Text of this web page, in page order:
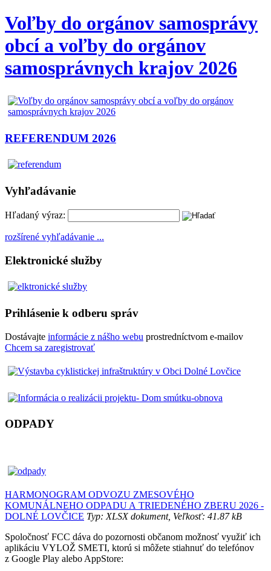
Voľby do orgánov samosprávy
obcí a voľby do orgánov
samosprávnych krajov 2026
REFERENDUM 2026
Vyhľadávanie
Hľadaný výraz:
rozšírené vyhľadávanie ...
Elektronické služby
Prihlásenie k odberu správ
Dostávajte informácie z nášho webu prostredníctvom e-mailov
Chcem sa zaregistrovať
ODPADY
HARMONOGRAM ODVOZU ZMESOVÉHO
KOMUNÁLNEHO ODPADU A TRIEDENÉHO ZBERU 2026 -
DOLNÉ LOVČICE Typ: XLSX dokument, Veľkosť: 41.87 kB
Spoločnosť FCC dáva do pozornosti občanom možnosť využiť ich
aplikáciu VYLOŽ SMETI, ktorú si môžete stiahnuť do telefónov
z Google Play alebo AppStore: